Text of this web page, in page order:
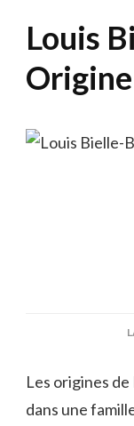
Louis
Les origines
dans une